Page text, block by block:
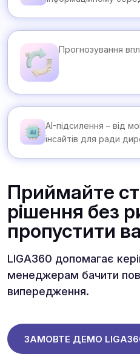
Прогнозування
AI-підсилення – від
інсайтів для ради
Приймайте
рішення без
пропустити
LIGA360 допомагає
менеджерам бачити
випередження.
ЗАМОВТЕ ДЕМО